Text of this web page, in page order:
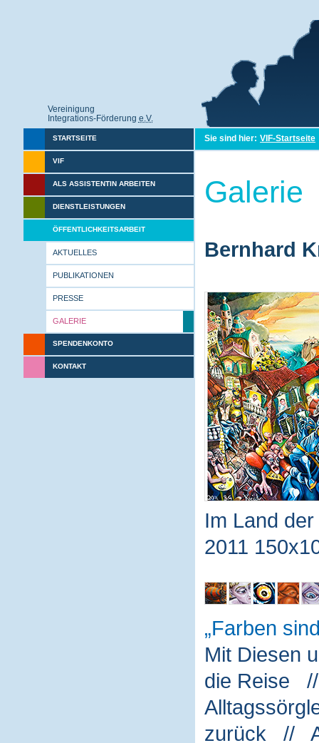
Vereinigung
Integrations-Förderung e.V.
STARTSEITE
VIF
ALS ASSISTENTIN ARBEITEN
DIENSTLEISTUNGEN
ÖFFENTLICHKEITSARBEIT
AKTUELLES
PUBLIKATIONEN
PRESSE
GALERIE
SPENDENKONTO
KONTAKT
Sie sind hier: VIF-Startseite
Galerie
Bernhard
Im Land
2011
Farben
Mit Diesen
die Reise
zurück //